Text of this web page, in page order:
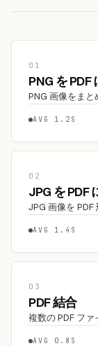
01
PNG を PDF
PNG 画像をまと
AVG 1.2S
02
JPG を PDF
JPG 画像を PDF
AVG 1.4S
03
PDF 結合
複数の PDF フ
AVG 0.8S